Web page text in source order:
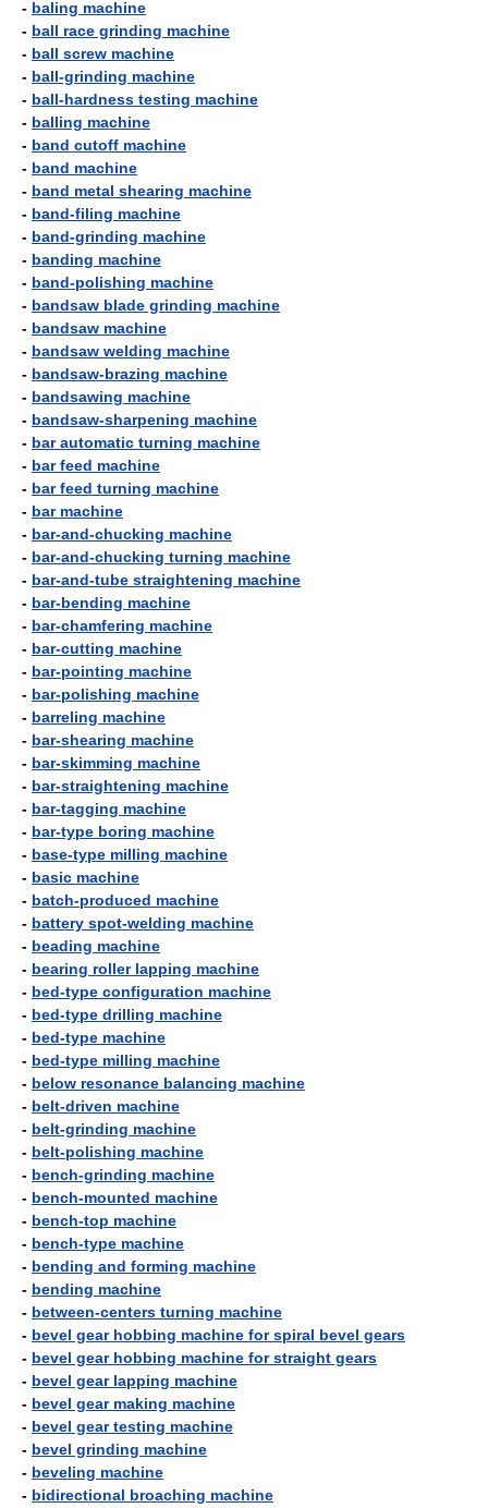
- baling machine
- ball race grinding machine
- ball screw machine
- ball-grinding machine
- ball-hardness testing machine
- balling machine
- band cutoff machine
- band machine
- band metal shearing machine
- band-filing machine
- band-grinding machine
- banding machine
- band-polishing machine
- bandsaw blade grinding machine
- bandsaw machine
- bandsaw welding machine
- bandsaw-brazing machine
- bandsawing machine
- bandsaw-sharpening machine
- bar automatic turning machine
- bar feed machine
- bar feed turning machine
- bar machine
- bar-and-chucking machine
- bar-and-chucking turning machine
- bar-and-tube straightening machine
- bar-bending machine
- bar-chamfering machine
- bar-cutting machine
- bar-pointing machine
- bar-polishing machine
- barreling machine
- bar-shearing machine
- bar-skimming machine
- bar-straightening machine
- bar-tagging machine
- bar-type boring machine
- base-type milling machine
- basic machine
- batch-produced machine
- battery spot-welding machine
- beading machine
- bearing roller lapping machine
- bed-type configuration machine
- bed-type drilling machine
- bed-type machine
- bed-type milling machine
- below resonance balancing machine
- belt-driven machine
- belt-grinding machine
- belt-polishing machine
- bench-grinding machine
- bench-mounted machine
- bench-top machine
- bench-type machine
- bending and forming machine
- bending machine
- between-centers turning machine
- bevel gear hobbing machine for spiral bevel gears
- bevel gear hobbing machine for straight gears
- bevel gear lapping machine
- bevel gear making machine
- bevel gear testing machine
- bevel grinding machine
- beveling machine
- bidirectional broaching machine